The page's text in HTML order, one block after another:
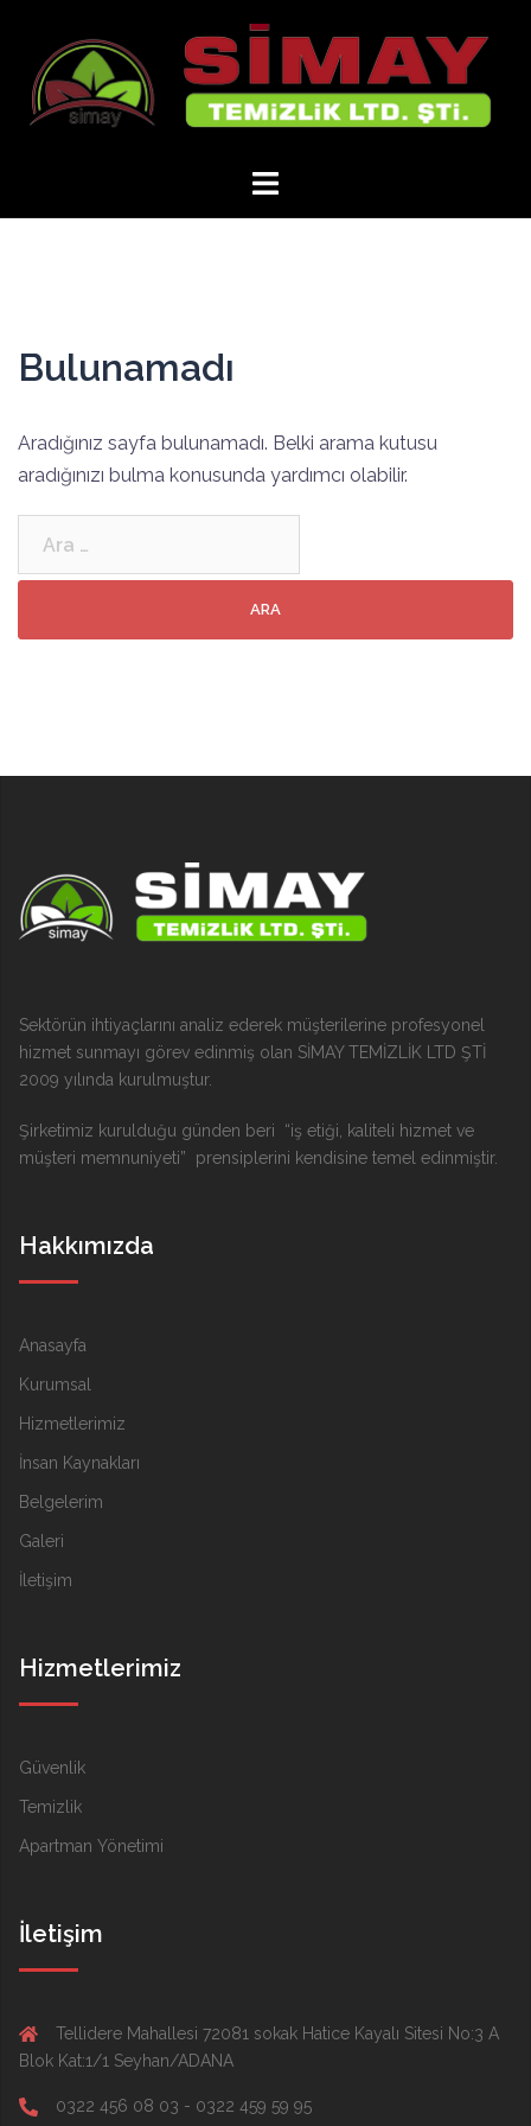
Bulunamadı
Aradığınız sayfa bulunamadı. Belki arama kutusu
aradığınızı bulma konusunda yardımcı olabilir.
Sektörün ihtiyaçlarını analiz ederek müşterilerine profesyonel
hizmet sunmayı görev edinmiş olan SİMAY TEMİZLİK LTD ŞTİ
2009 yılında kurulmuştur.
Şirketimiz kurulduğu günden beri “iş etiği, kaliteli hizmet ve
müşteri memnuniyeti” prensiplerini kendisine temel edinmiştir.
Hakkımızda
Anasayfa
Kurumsal
Hizmetlerimiz
İnsan Kaynakları
Belgelerim
Galeri
İletişim
Hizmetlerimiz
Güvenlik
Temizlik
Apartman Yönetimi
İletişim
Tellidere Mahallesi 72081 sokak Hatice Kayalı Sitesi No:3 A
Blok Kat:1/1 Seyhan/ADANA
0322 456 08 03 - 0322 459 59 95